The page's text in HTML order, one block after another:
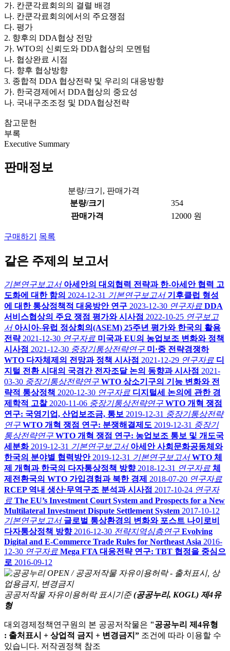
가. 칸쿤각료회의의 결렬 배경
나. 칸쿤각료회의에서의 주요쟁점
다. 평가
2. 향후의 DDA협상 전망
가. WTO의 신뢰도와 DDA협상의 모멘텀
나. 협상완료 시점
다. 향후 협상방향
3. 종합적 DDA 협상전략 및 우리의 대응방향
가. 한국경제에서 DDA협상의 중요성
나. 국내구조조정 및 DDA협상전략
참고문헌
부록
Executive Summary
판매정보
분량/크기, 판매가격
분량/크기
354
판매가격
12000 원
구매하기 목록
같은 주제의 보고서
기본연구보고서 아세안의 대외협력 전략과 한-아세안 협력 고
도화에 대한 함의 2024-12-31 기본연구보고서 기후클럽 형성
에 대한 통상정책적 대응방안 연구 2023-12-30 연구자료 DDA
서비스협상의 주요 쟁점 평가와 시사점 2022-10-25 연구보고
서 아시아-유럽 정상회의(ASEM) 25주년 평가와 한국의 활용
전략 2021-12-30 연구자료 미국과 EU의 농업보조 변화와 정책
시사점 2021-12-30 중장기통상전략연구 미·중 전략경쟁하
WTO 다자체제의 전망과 정책 시사점 2021-12-29 연구자료 디
지털 전환 시대의 국경간 전자조달 논의 동향과 시사점 2021-
03-30 중장기통상전략연구 WTO 상소기구의 기능 변화와 전
략적 통상정책 2020-12-30 연구자료 디지털세 논의에 관한 경
제학적 고찰 2020-11-06 중장기통상전략연구 WTO 개혁 쟁점
연구: 국영기업, 산업보조금, 통보 2019-12-31 중장기통상전략
연구 WTO 개혁 쟁점 연구: 분쟁해결제도 2019-12-31 중장기
통상전략연구 WTO 개혁 쟁점 연구: 농업보조 통보 및 개도국
세분화 2019-12-31 기본연구보고서 아세안 사회문화공동체와
한국의 분야별 협력방안 2019-12-31 기본연구보고서 WTO 체
제 개혁과 한국의 다자통상정책 방향 2018-12-31 연구자료 체
제전환국의 WTO 가입경험과 북한 경제
2018-07-20 연구자료
RCEP 역내 생산·무역구조 분석과 시사점 2017-10-24 연구자
료 The EU’s Investment Court System and Prospects for a New
Multilateral Investment Dispute Settlement System 2017-10-12
기본연구보고서 글로벌 통상환경의 변화와 포스트 나이로비
다자통상정책 방향 2016-12-30 전략지역심층연구 Evolving
Digital and E-Commerce Trade Rules for Northeast Asia 2016-
12-30 연구자료 Mega FTA 대응전략 연구: TBT 협정을 중심으
로 2016-09-12
공공저작물 자유이용허락 표시기준 (공공누리, KOGL) 제4유
형
대외경제정책연구원의 본 공공저작물은 "공공누리 제4유형
: 출처표시 + 상업적 금지 + 변경금지” 조건에 따라 이용할 수
있습니다. 저작권정책 참조